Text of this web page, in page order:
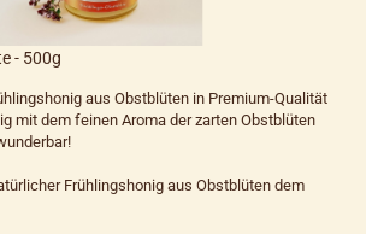
- 500g
aus Obstblüten in Premium-Qualität
mit dem feinen Aroma der zarten Obstblüten
Frühlingshonig aus Obstblüten dem